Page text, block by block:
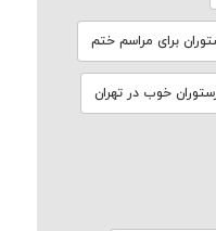
برای مراسم ختم
خوب در تهران